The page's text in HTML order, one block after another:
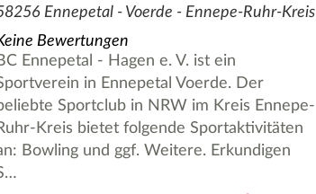
Ennepetal - Voerde - Ennepe-Ruhr-Kreis
Bewertungen
Ennepetal - Hagen e. V. ist ein
in Ennepetal Voerde. Der
Sportclub in NRW im Kreis Ennepe-
Kreis bietet folgende Sportaktivitäten
Bowling und ggf. Weitere. Erkundigen